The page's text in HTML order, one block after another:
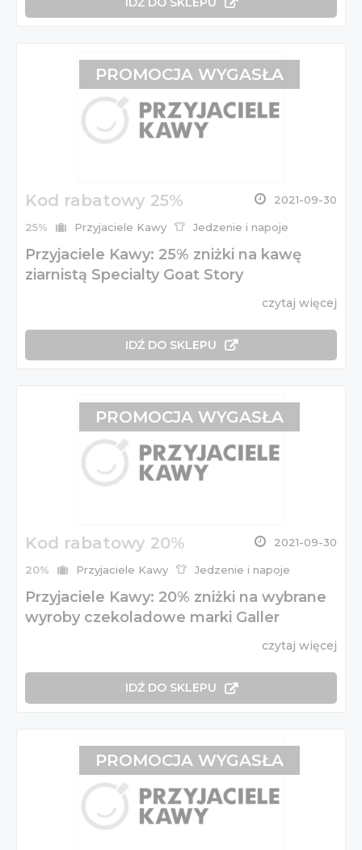
Kod rabatowy 25% 2021-09-30
25% Przyjaciele Kawy Jedzenie i napoje
Przyjaciele Kawy: 25% zniżki na kawę
ziarnistą Specialty Goat Story
czytaj więcej
IDŹ DO SKLEPU
PROMOCJA WYGASŁA
Kod rabatowy 20% 2021-09-30
20% Przyjaciele Kawy Jedzenie i napoje
Przyjaciele Kawy: 20% zniżki na wybrane
wyroby czekoladowe marki Galler
czytaj więcej
IDŹ DO SKLEPU
PROMOCJA WYGASŁA
PROMOCJA WYGASŁA